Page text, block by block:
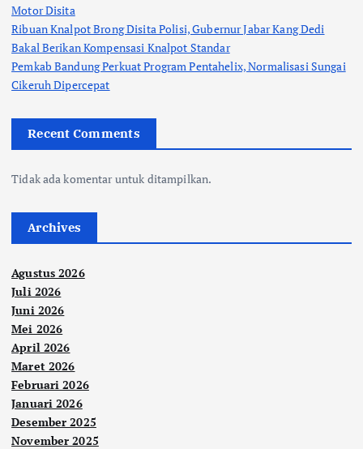
Motor Disita
Ribuan Knalpot Brong Disita Polisi, Gubernur Jabar Kang Dedi
Bakal Berikan Kompensasi Knalpot Standar
Pemkab Bandung Perkuat Program Pentahelix, Normalisasi Sungai
Cikeruh Dipercepat
Recent Comments
Tidak ada komentar untuk ditampilkan.
Archives
Agustus 2026
Juli 2026
Juni 2026
Mei 2026
April 2026
Maret 2026
Februari 2026
Januari 2026
Desember 2025
November 2025